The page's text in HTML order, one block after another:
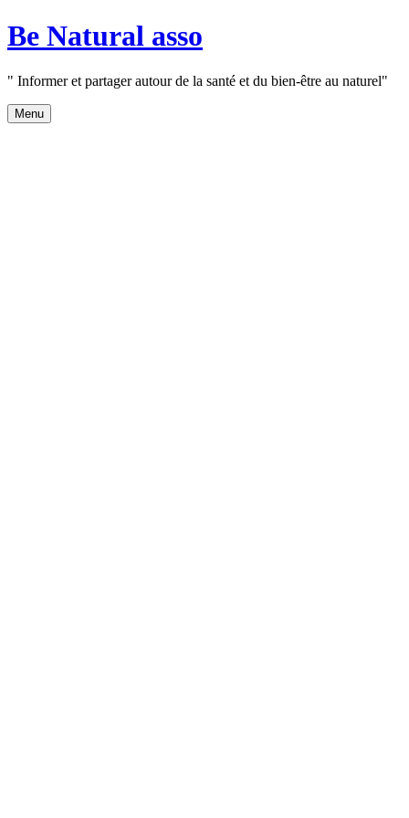
Aller
au
Be Natural asso
" Informer et partager autour de la santé et du bien-être au naturel"
Menu